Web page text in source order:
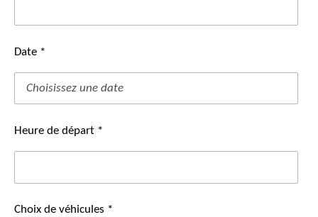
Date *
Heure de départ *
Choix de véhicules *